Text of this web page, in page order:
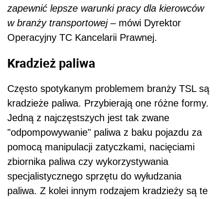
zapewnić lepsze warunki pracy dla kierowców
w branży transportowej– mówi Dyrektor
Operacyjny TC Kancelarii Prawnej.
Kradzież paliwa
Często spotykanym problemem branży TSL są
kradzieże paliwa. Przybierają one różne formy.
Jedną z najczęstszych jest tak zwane
"odpompowywanie" paliwa z baku pojazdu za
pomocą manipulacji zatyczkami, nacięciami
zbiornika paliwa czy wykorzystywania
specjalistycznego sprzętu do wyłudzania
paliwa. Z kolei innym rodzajem kradzieży są te